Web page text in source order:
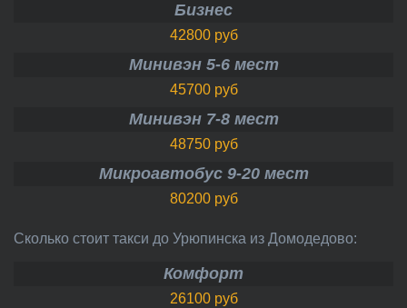
Бизнес
42800 руб
Минивэн 5-6 мест
45700 руб
Минивэн 7-8 мест
48750 руб
Микроавтобус 9-20 мест
80200 руб
Сколько стоит такси до Урюпинска из Домодедово:
Комфорт
26100 руб